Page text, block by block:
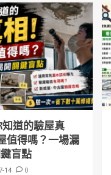
道的驗屋真
值得嗎？一場漏
盲點
14 0